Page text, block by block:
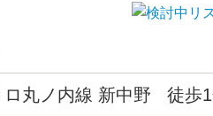
ロ丸ノ内線 新中野 徒歩